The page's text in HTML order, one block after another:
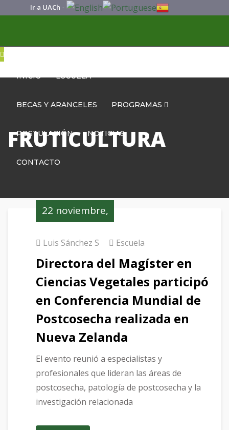
Ir a UACh -
INICIO ESCUELA
BECAS Y ARANCELES PROGRAMAS
POSTULACIÓN NOTICIAS
CONTACTO
FRUTICULTURA
22 noviembre,
Luis Sánchez S Escuela
Directora del Magíster en
Ciencias Vegetales participó
en Conferencia Mundial de
Postcosecha realizada en
Nueva Zelanda
El evento reunió a especialistas y
profesionales que lideran las áreas de
postcosecha, patología de postcosecha y la
investigación relacionada